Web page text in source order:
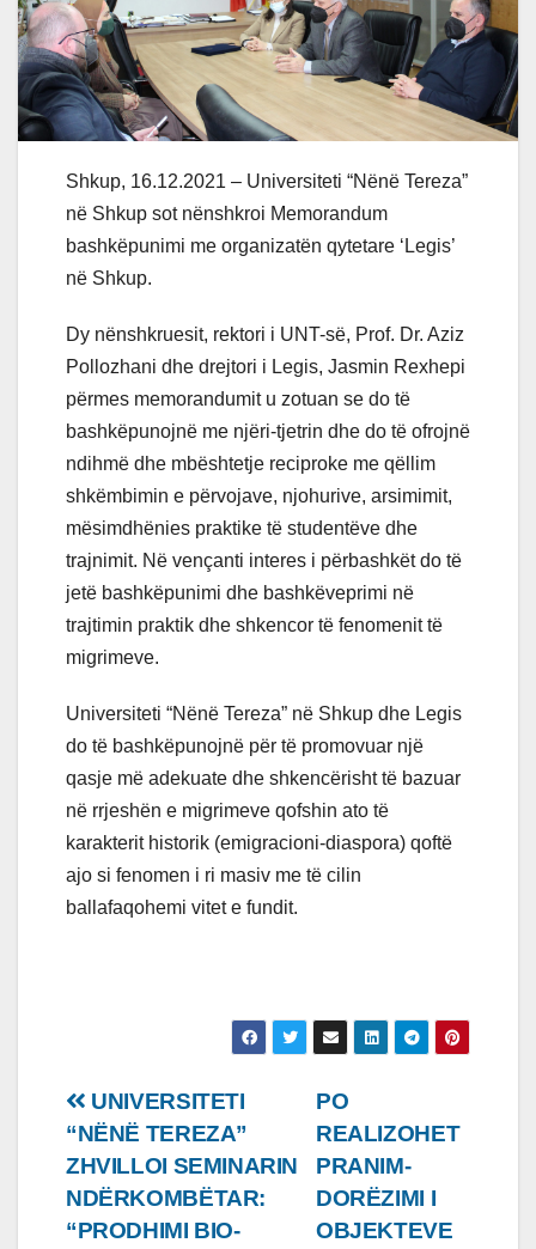
Shkup, 16.12.2021 – Universiteti “Nënë Tereza”
në Shkup sot nënshkroi Memorandum
bashkëpunimi me organizatën qytetare ‘Legis’
në Shkup.
Dy nënshkruesit, rektori i UNT-së, Prof. Dr. Aziz
Pollozhani dhe drejtori i Legis, Jasmin Rexhepi
përmes memorandumit u zotuan se do të
bashkëpunojnë me njëri-tjetrin dhe do të ofrojnë
ndihmë dhe mbështetje reciproke me qëllim
shkëmbimin e përvojave, njohurive, arsimimit,
mësimdhënies praktike të studentëve dhe
trajnimit. Në vençanti interes i përbashkët do të
jetë bashkëpunimi dhe bashkëveprimi në
trajtimin praktik dhe shkencor të fenomenit të
migrimeve.
Universiteti “Nënë Tereza” në Shkup dhe Legis
do të bashkëpunojnë për të promovuar një
qasje më adekuate dhe shkencërisht të bazuar
në rrjeshën e migrimeve qofshin ato të
karakterit historik (emigracioni-diaspora) qoftë
ajo si fenomen i ri masiv me të cilin
ballafaqohemi vitet e fundit.
Lëvizje
te
postimet
PO
REALIZOHET
PRANIM-
DORËZIMI I
OBJEKTEVE
UNIVERSITETI
“NËNË TEREZA”
ZHVILLOI SEMINARIN
NDËRKOMBËTAR:
“PRODHIMI BIO-